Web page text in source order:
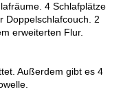
4 Schlafplätze
Doppelschlafcouch. 2
erweiterten Flur.
Außerdem gibt es 4